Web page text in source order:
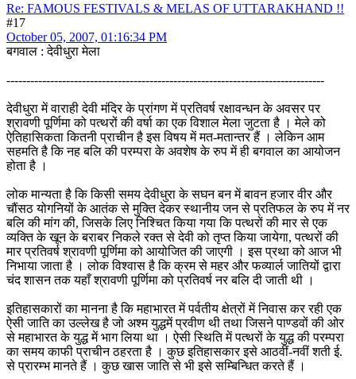
Re: FAMOUS FESTIVALS & MELAS OF UTTARAKHAND !!
#17
October 05, 2007, 01:16:34 PM
बगवाल : देवीधुरा मेला
--------------------------------------------------------------------------------
देवीधुरा में वाराही देवी मंदिर के प्रांगण में प्रतिवर्ष रक्षावन्धन के अवसर पर
श्रावणी पूर्णिमा को पत्थरों की वर्षा का एक विशाल मेला जुटता है । मेले को
ऐतिहासिकता कितनी प्राचीन है इस विषय में मत-मतान्तर हैं । लेकिन आम
सहमति है कि नह बलि की परम्परा के अवशेष के रुप में ही बगवाल का आयोजन
होता है ।
लोक मान्यता है कि किसी समय देवीधुरा के सघन बन में बावन हजार वीर और
चौंसठ योगनियों के आतंक से मुक्ति देकर स्थानीय जन से प्रतिफल के रुप में नर
बलि की मांग की, जिसके लिए निश्चित किया गया कि पत्थरों की मार से एक
व्यक्ति के खून के बराबर निकले रक्त से देवी को तृप्त किया जायेगा, पत्थरों की
मार प्रतिवर्ष श्रावणी पूर्णिमा को आयोजित की जाएगी । इस प्रथा को आज भी
निभाया जाता है । लोक विश्वास है कि क्रम से महर और फव्यार्ल जातियों द्वारा
चंद शासन तक यहाँ श्रावणी पूर्णिमा को प्रतिवर्ष नर बलि दी जाती थी ।
इतिहासकारों का मानना है कि महाभारत में पर्वतीय क्षेत्रों में निवास कर रही एक
ऐसी जाति का उल्लेख है जो अश्म युद्धमें प्रवीण थी तथा जिसने पाण्डवों की ओर
से महाभारत के युद्ध में भाग लिया था । ऐसी स्थिति में पत्थरों के युद्ध की परम्परा
का समय काफी प्राचीन ठहरता है । कुछ इतिहासकार इसे आठवीं-नवीं शती ई.
से प्रारम्भ मानते हैं । कुछ खास जाति से भी इसे सम्बिन्धित करते हैं ।